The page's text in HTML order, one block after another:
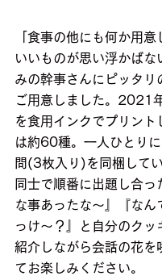
「食事の他にも何か用意
いいものが思い浮かば
みの幹事さんにピッタリ
ご用意しました。2021
を食用インクでプリント
は約60種。一人ひとり
問(3枚入り)を同梱して
同士で順番に出題し合っ
な事あったな〜』『なん
っけ〜？』と自分のクッ
紹介しながら会話の花を
てお楽しみください。